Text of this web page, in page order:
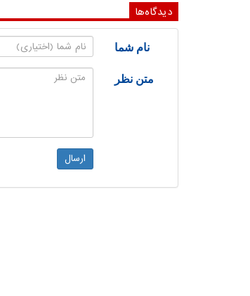
دیدگاه‌ها
نام شما
متن نظر
ارسال